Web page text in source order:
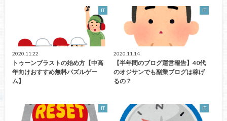
IT
2020.11.22
トゥーンブラストの始め方【中高
年向けおすすめ無料パズルゲー
ム】
IT
2020.11.14
【半年間のブログ運営報告】40代
のオジサンでも副業ブログは稼げ
るの？
IT IT